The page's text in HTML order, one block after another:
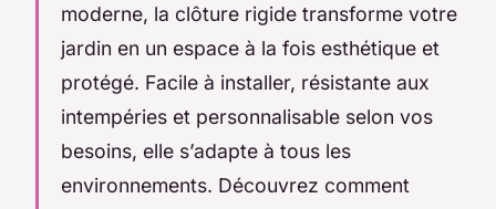
moderne, la clôture rigide transforme votre
jardin en un espace à la fois esthétique et
protégé. Facile à installer, résistante aux
intempéries et personnalisable selon vos
besoins, elle s’adapte à tous les
environnements. Découvrez comment